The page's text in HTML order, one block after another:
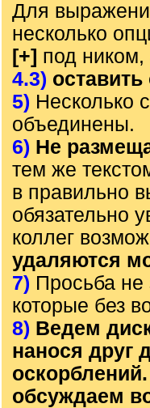
Для
несколько
[+] под ником,
4.3)
5) Несколько
объединены.
6) Не
тем же
в правильно
обязательно
коллег
удаляются
7) Просьба
которые без
8) Ведем
нанося друг
обсуждаем